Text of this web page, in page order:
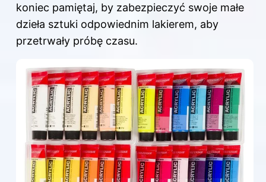
koniec pamiętaj, by zabezpieczyć swoje małe
dzieła sztuki odpowiednim lakierem, aby
przetrwały próbę czasu.